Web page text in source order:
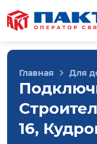
Главная Для
16,